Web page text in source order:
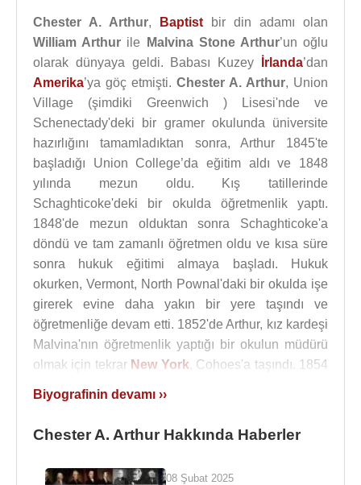
Chester A. Arthur, Baptist bir din adamı olan
William Arthur ile Malvina Stone Arthur’un oğlu
olarak dünyaya geldi. Babası Kuzey
İrlanda’dan
Amerika’ya göç etmişti. Chester A. Arthur, Union
Village (şimdiki Greenwich ) Lisesi'nde ve
Schenectady'deki bir gramer okulunda üniversite
hazırlığını tamamladıktan sonra, Arthur 1845'te
başladığı Union College’da eğitim aldı ve 1848
yılında mezun oldu. Kış tatillerinde
Schaghticoke'deki bir okulda öğretmenlik yaptı.
1848'de mezun olduktan sonra Schaghticoke'a
döndü ve tam zamanlı öğretmen oldu ve kısa süre
sonra hukuk eğitimi almaya başladı. Hukuk
okurken, Vermont, North Pownal'daki bir okulda işe
girerek evine daha yakın bir yere taşındı ve
öğretmenliğe devam etti. 1852'de Arthur, kız kardeşi
Malvina'nın öğretmenlik yaptığı bir okulun müdürü
olmak için tekrar New York, Cohoes'a taşındı. 1854
kölelik karşıtı davalarla veNew Yorksiyasetindeki
yılındaAmerikan İç Savaşısırasında
Biyografinin devamı ››
Chester A. Arthur Hakkında Haberler
08 Şubat 2025